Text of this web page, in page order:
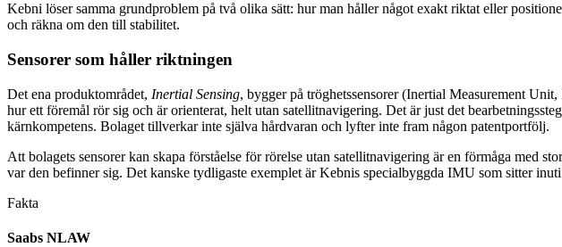
Kebni löser samma grundproblem på två olika sätt: hur man håller något exakt riktat eller
och räkna om den till stabilitet.
Sensorer som håller riktningen
Det ena produktområdet, Inertial Sensing, bygger på tröghetssensorer (Inertial Measurement
hur ett föremål rör sig och är orienterat, helt utan satellitnavigering. Det är just det
kärnkompetens. Bolaget tillverkar inte själva hårdvaran och lyfter inte fram någon patentportfölj.
Att bolagets sensorer kan skapa förståelse för rörelse utan satellitnavigering är en förmåga med
var den befinner sig. Det kanske tydligaste exemplet är Kebnis specialbyggda IMU som sitter
Fakta
Saabs NLAW